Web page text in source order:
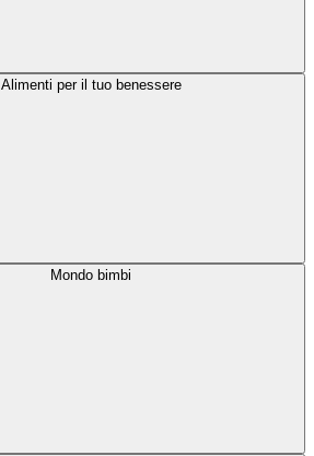
Alimenti per il tuo benessere
Mondo bimbi